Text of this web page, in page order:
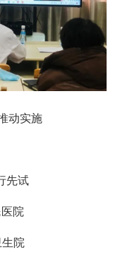
动实施
先试
院
院